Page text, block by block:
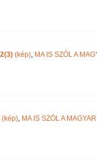
(kép), MA IS SZÓL A
(kép), MA IS SZÓL A